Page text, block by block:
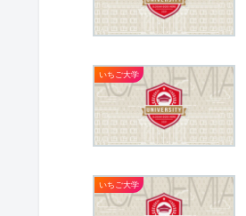
いちご大学
いちご大学